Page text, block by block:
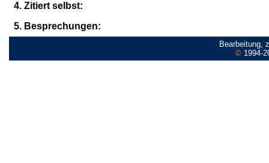
4. Zitiert selbst:
5. Besprechungen:
Bearbeitung,
©1994-